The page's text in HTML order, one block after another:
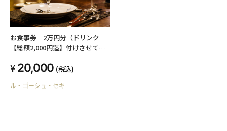
お食事券 2万円分（ドリンク
【総額2,000円迄】付けさせてい
20,000 (税込)
ル・ゴーシュ・セキ